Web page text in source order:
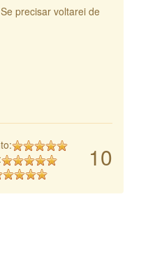
precisar voltarei de
10